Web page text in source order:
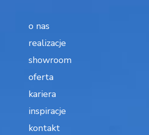
o nas
realizacje
showroom
oferta
kariera
inspiracje
kontakt